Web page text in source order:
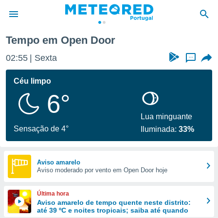
da
foi
fornecidas
a este
das
forma
digital
Tempo em Open Door
02:55 Sexta ...
Céu limpo
6°
Sensação de 4°
Lua minguante
Iluminada:33%
Aviso amarelo
Aviso moderado por vento em Open Door hoje
Última hora
Aviso amarelo de tempo quente neste distrito:
até 39 ºC e noites tropicais; saiba até quando